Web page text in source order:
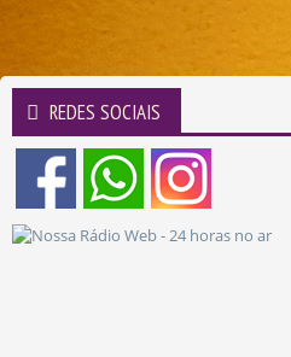
REDES SOCIAIS